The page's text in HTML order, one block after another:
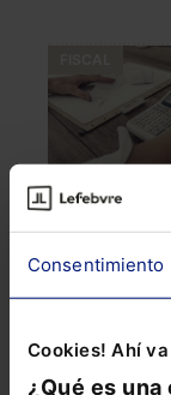
Consentimiento
Cookies! Ahí
¿Qué es una
CURSOS Y